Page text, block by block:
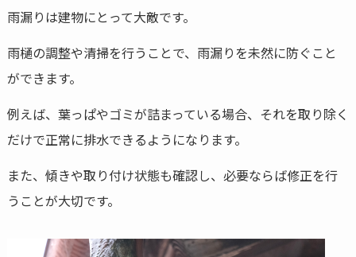
雨漏りは建物にとって大敵です。
雨樋の調整や清掃を行うことで、雨漏りを未然に防ぐこと
ができます。
例えば、葉っぱやゴミが詰まっている場合、それを取り除く
だけで正常に排水できるようになります。
また、傾きや取り付け状態も確認し、必要ならば修正を行
うことが大切です。